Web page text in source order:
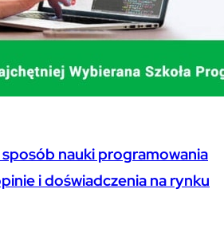
nauki programowania
i doświadczenia na rynku